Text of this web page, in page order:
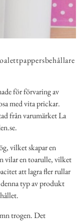
för förvaring av
med vita prickar.
från varumärket La
vilket skapar en
vilar en toarulle, vilket
att lagra fler rullar
typ av produkt
trogen. Det